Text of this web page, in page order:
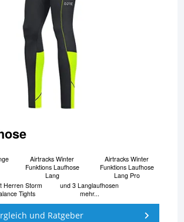
Airtracks Winter
Funktions Laufhose
Lang
Airtracks Winter
Funktions Laufhose
Lang Pro
Herren Storm
Tights
und 3 Langlaufhosen
mehr...
und Ratgeber